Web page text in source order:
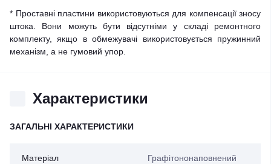
* Проставні пластини використовуються для компенсації зносу
штока. Вони можуть бути відсутніми у складі ремонтного
комплекту, якщо в обмежувачі використовується пружинний
механізм, а не гумовий упор.
Характеристики
ЗАГАЛЬНІ ХАРАКТЕРИСТИКИ
Матеріал
Графітононаповнений